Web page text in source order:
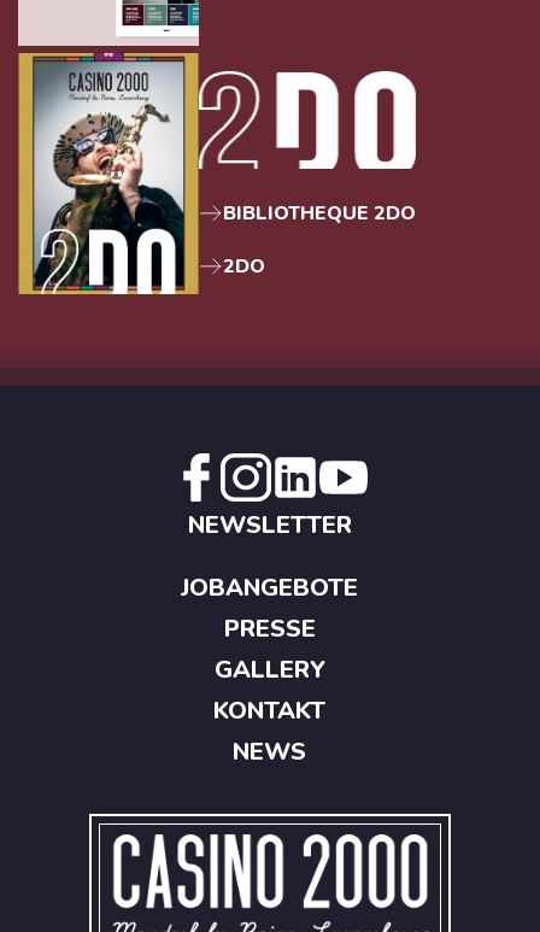
BIBLIOTHEQUE 2DO
2DO
NEWSLETTER
JOBANGEBOTE
PRESSE
GALLERY
KONTAKT
NEWS